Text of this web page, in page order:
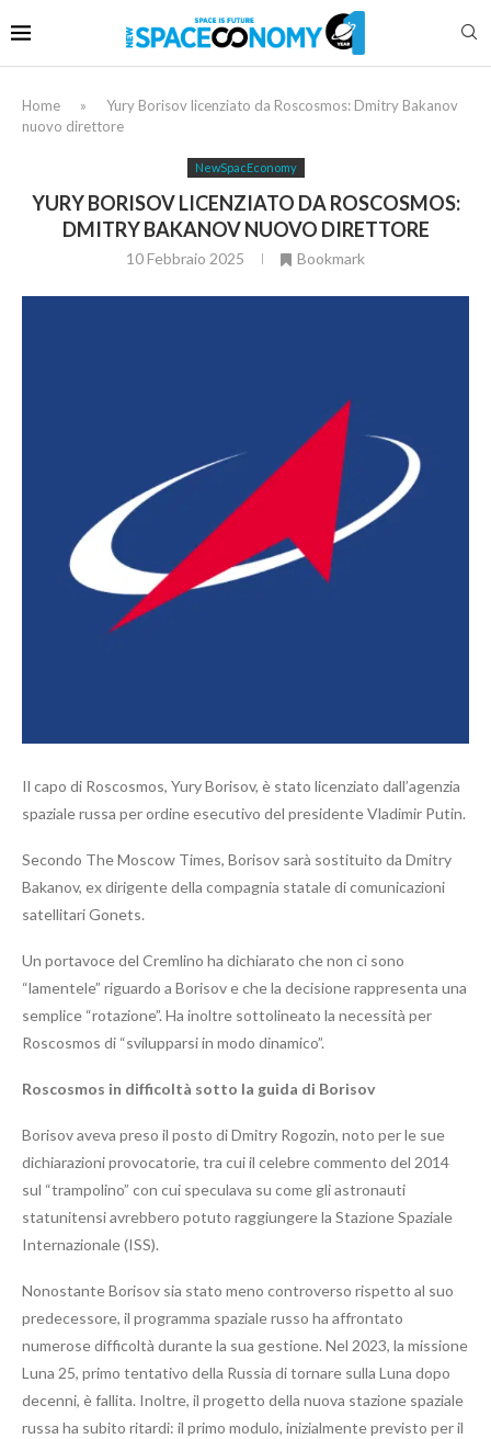
Home »
Yury Borisov licenziato da Roscosmos: Dmitry Bakanov
nuovo direttore
NewSpacEconomy
YURY BORISOV LICENZIATO DA ROSCOSMOS:
DMITRY BAKANOV NUOVO DIRETTORE
10 Febbraio 2025 Bookmark
Il capo di Roscosmos, Yury Borisov, è stato licenziato dall’agenzia
spaziale russa per ordine esecutivo del presidente Vladimir Putin.
Secondo The Moscow Times, Borisov sarà sostituito da Dmitry
Bakanov, ex dirigente della compagnia statale di comunicazioni
satellitari Gonets.
Un portavoce del Cremlino ha dichiarato che non ci sono
“lamentele” riguardo a Borisov e che la decisione rappresenta una
semplice “rotazione”. Ha inoltre sottolineato la necessità per
Roscosmos di “svilupparsi in modo dinamico”.
Roscosmos in difficoltà sotto la guida di Borisov
Borisov aveva preso il posto di Dmitry Rogozin, noto per le sue
dichiarazioni provocatorie, tra cui il celebre commento del 2014
sul “trampolino” con cui speculava su come gli astronauti
statunitensi avrebbero potuto raggiungere la Stazione Spaziale
Internazionale (ISS).
Nonostante Borisov sia stato meno controverso rispetto al suo
predecessore, il programma spaziale russo ha affrontato
numerose difficoltà durante la sua gestione. Nel 2023, la missione
Luna 25, primo tentativo della Russia di tornare sulla Luna dopo
decenni, è fallita. Inoltre, il progetto della nuova stazione spaziale
russa ha subito ritardi: il primo modulo, inizialmente previsto per il